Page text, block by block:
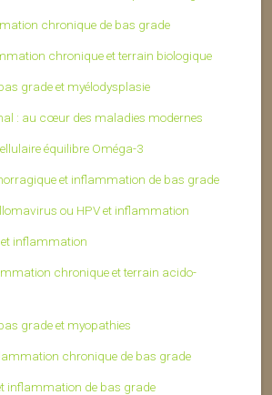
chronique de bas grade
chronique et terrain biologique
grade et myélodysplasie
: au cœur des maladies modernes
équilibre Oméga-3
et inflammation de bas grade
ou HPV et inflammation
inflammation
chronique et terrain acido-
grade et myopathies
chronique de bas grade
inflammation de bas grade